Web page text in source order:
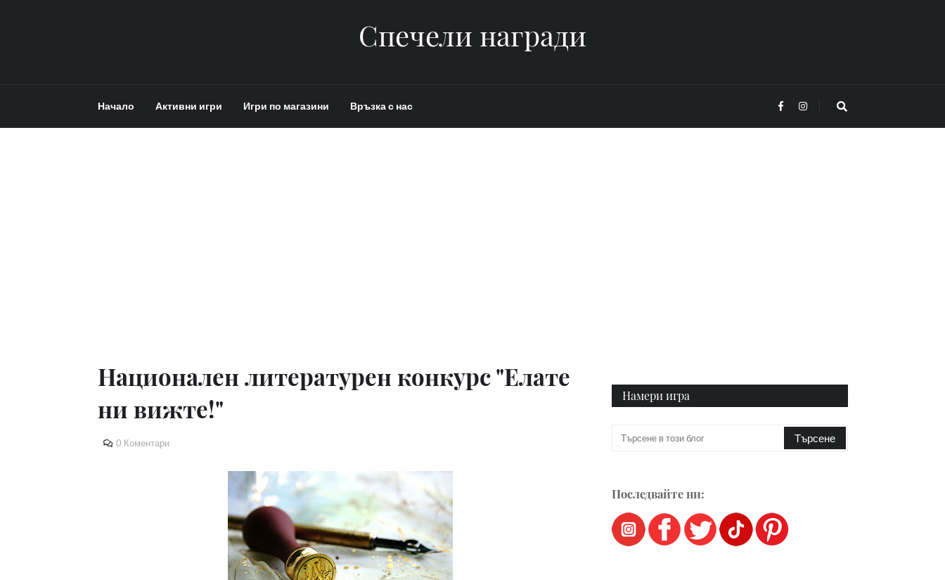
Спечели награди
Начало Активни игри Игри по магазини Връзка с нас
Национален литературен конкурс "Елате
ни вижте!"
0 Коментари
Намери игра
Последвайте ни: